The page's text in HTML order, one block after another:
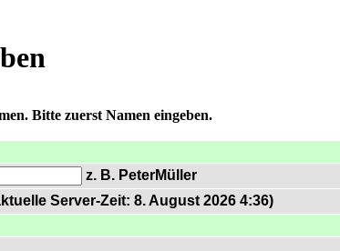
Bitte zuerst Namen eingeben.
z. B. PeterMüller
Server-Zeit: 8. August 2026 4:36)